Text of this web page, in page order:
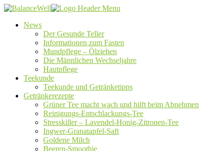
News
Der Gesunde Teller
Informationen zum Fasten
Mundpflege – Ölziehen
Die Männlichen Wechseljahre
Hautpflege
Teekunde
Teekunde und Getränketipps
Getränkerezepte
Grüner Tee macht wach und hilft beim Abnehmen
Reinigungs-Entschlackungs-Tee
Stresskiller – Lavendel-Honig-Zitronen-Tee
Ingwer-Granatapfel-Saft
Goldene Milch
Beeren-Smoothie